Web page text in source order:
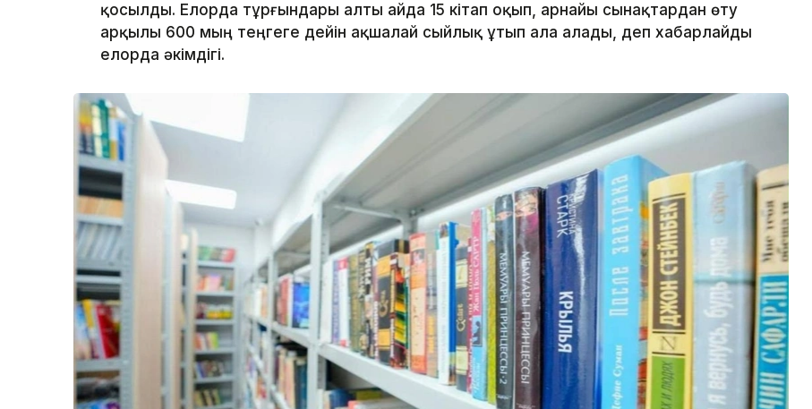
қосылды. Елорда тұрғындары алты айда 15 кітап оқып, арнайы сынақтардан өту
арқылы 600 мың теңгеге дейін ақшалай сыйлық ұтып ала алады, деп хабарлайды
елорда әкімдігі.